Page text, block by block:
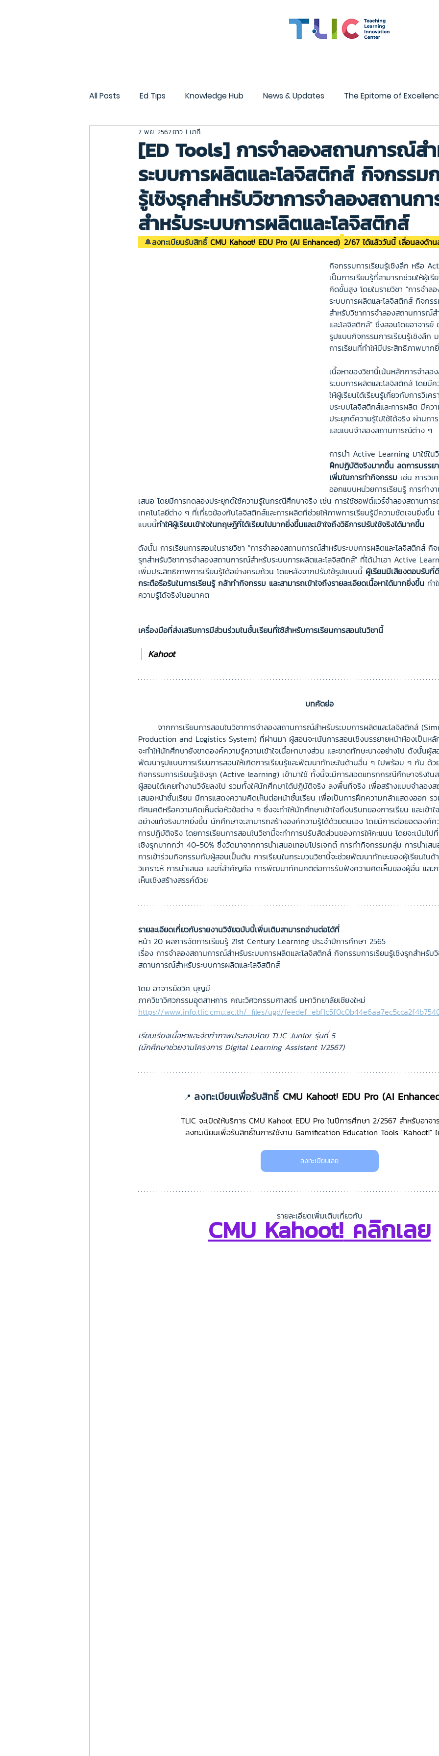
All Posts Ed Tips Knowledge Hub News & Updates The Epitome of
CMU Gen AI CMU OBE
[ED Tools] การจำลองสถานการณ์ส
ระบบการผลิตและโลจิสติกส์ กิจกรรม
รู้เชิงรุกสำหรับวิชาการจำลองสถานก
สำหรับระบบการผลิตและโลจิสติกส์
7 พ.ย. 2567ยาว 1 นาที
🔔ลงทะเบียนรับสิทธิ์ CMU Kahoot! EDU Pro (AI Enhanced) 2/67 ได้แล้ววันนี้ เลื่อนลงด้าน
กิจกรรมการเรียนรู้เชิงลึก หรือ
เป็นการเรียนรู้ที่สามารถช่วยให้ผู้เรี
คิดขั้นสูง โดยในรายวิชา "การจำล
ระบบการผลิตและโลจิสติกส์ กิจกรร
สำหรับวิชาการจำลองสถานการณ์
และโลจิสติกส์" ซึ่งสอนโดยอาจาร
รูปแบบกิจกรรมการเรียนรู้เชิงลึก
การเรียนที่ทำให้มีประสิทธิภาพมาก
เนื้อหาของวิชานี้เน้นหลักการจำล
ระบบการผลิตและโลจิสติกส์ โดยมี
ให้ผู้เรียนได้เรียนรู้เกี่ยวกับการวิเค
บระบบโลจิสติกส์และการผลิต มีคว
ประยุกต์ความรู้ไปใช้ได้จริง ผ่านกา
และแบบจำลองสถานการณ์ต่าง ๆ
การนำ Active Learning มาใช้ใน
ฝึกปฏิบัติจริงมากขึ้น ลดการบรรย
เพิ่มในการทำกิจกรรม เช่น การวิเ
ออกแบบหน่วยการเรียนรู้ การทำง
เสนอ โดยมีการทดลองประยุกต์ใช้ความรู้ในกรณีศึกษาจริง เช่น การใช้ซอฟต์แวร์จำลองสถานกา
เทคโนโลยีต่าง ๆ ที่เกี่ยวข้องกับโลจิสติกส์และการผลิตที่ช่วยให้ภาพการเรียนรู้มีความชัดเจนยิ่งขึ้น
แบบนี้ทำให้ผู้เรียนเข้าใจในทฤษฎีที่ได้เรียนไปมากยิ่งขึ้นและเข้าใจถึงวิธีการปรับใช้จริงได้มากขึ้น
ดังนั้น การเรียนการสอนในรายวิชา "การจำลองสถานการณ์สำหรับระบบการผลิตและโลจิสติกส์ กิจ
รุกสำหรับวิชาการจำลองสถานการณ์สำหรับระบบการผลิตและโลจิสติกส์" ที่ได้นำเอา Active
เพิ่มประสิทธิภาพการเรียนรู้ได้อย่างครบถ้วน โดยหลังจากปรับใช้รูปแบบนี้ ผู้เรียนมีเสียงตอบรับที่
กระตือรือร้นในการเรียนรู้ กล้าทำกิจกรรม และสามารถเข้าใจถึงรายละเอียดเนื้อหาได้มากยิ่งขึ้น ทำ
ความรู้ได้จริงในอนาคต
เครื่องมือที่ส่งเสริมการมีส่วนร่วมในชั้นเรียนที่ใช้สำหรับการเรียนการสอนในวิชานี้
Kahoot
บทคัดย่อ
จากการเรียนการสอนในวิชาการจำลองสถานการณ์สำหรับระบบการผลิตและโลจิสติกส์
Production and Logistics System) ที่ผ่านมา ผู้สอนจะเน้นการสอนเชิงบรรยายหน้าห้องเป็นหลั
จะทำให้นักศึกษายังขาดองค์ความรู้ความเข้าใจเนื้อหาบางส่วน และขาดทักษะบางอย่างไป ดังนั้นผู้
พัฒนารูปแบบการเรียนการสอนให้เกิดการเรียนรู้และพัฒนาทักษะในด้านอื่น ๆ ไปพร้อม ๆ กัน ด้ว
กิจกรรมการเรียนรู้เชิงรุก (Active learning) เข้ามาใช้ ทั้งนี้จะมีการสอดแทรกกรณีศึกษาจริงใ
ผู้สอนได้เคยทำงานวิจัยลงไป รวมทั้งให้นักศึกษาได้ปฏิบัติจริง ลงพื้นที่จริง เพื่อสร้างแบบจำลอง
เสนอหน้าชั้นเรียน มีการแสดงความคิดเห็นต่อหน้าชั้นเรียน เพื่อเป็นการฝึกความกล้าแสดงออก ร
ทัศนคติหรือความคิดเห็นต่อหัวข้อต่าง ๆ ซึ่งจะทำให้นักศึกษาเข้าใจถึงบริบทของการเรียน และเข้า
อย่างแท้จริงมากยิ่งขึ้น นักศึกษาจะสามารถสร้างองค์ความรู้ได้ด้วยตนเอง โดยมีการต่อยอดองค์ค
การปฏิบัติจริง โดยการเรียนการสอนในวิชานี้จะทำการปรับสัดส่วนของการให้คะแนน โดยจะเน้นไป
เชิงรุกมากกว่า 40-50% ซึ่งวัดมาจากการนำเสนอเทอมโปรเจกต์ การทำกิจกรรมกลุ่ม การนำเส
การเข้าร่วมกิจกรรมกับผู้สอนเป็นต้น การเรียนในกระบวนวิชานี้จะช่วยพัฒนาทักษะของผู้เรียนในด้
วิเคราะห์ การนำเสนอ และที่สำคัญคือ การพัฒนาทัศนคติต่อการรับฟังความคิดเห็นของผู้อื่น และ
เห็นเชิงสร้างสรรค์ด้วย
รายละเอียดเกี่ยวกับรายงานวิจัยฉบับนี้เพิ่มเติมสามารถอ่านต่อได้ที่
หน้า 20 ผลการจัดการเรียนรู้ 21st Century Learning ประจำปีการศึกษา 2565
เรื่อง การจำลองสถานการณ์สำหรับระบบการผลิตและโลจิสติกส์ กิจกรรมการเรียนรู้เชิงรุกสำหรับ
สถานการณ์สำหรับระบบการผลิตและโลจิสติกส์
โดย อาจารย์ชวิศ บุญมี
ภาควิชาวิศวกรรมอุุตสาหการ คณะวิศวกรรมศาสตร์ มหาวิทยาลัยเชียงใหม่
https://www.info.tlic.cmu.ac.th/_files/ugd/
เรียบเรียงเนื้อหาและจัดทำภาพประกอบโดย TLIC Junior รุ่นที่ 5
(นักศึกษาช่วยงานโครงการ Digital Learning Assistant 1/2567)
📍 ลงทะเบียนเพื่อรับสิทธิ์ CMU Kahoot! EDU Pro (AI
TLIC จะเปิดให้บริการ CMU Kahoot EDU Pro ในปีการศึกษา 2/2567 สำหรับอาจา
ลงทะเบียนเพื่อรับสิทธิ์ในการใช้งาน Gamification Education Tools "Kahoot!"
ลงทะเบียนเลย
รายละเอียดเพิ่มเติมเกี่ยวกับ
CMU Kahoot! คลิกเลย